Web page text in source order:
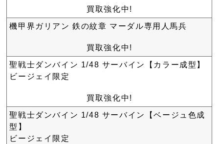
買取強化中!
機甲界ガリアン 鉄の紋章 マーダル専用人馬兵
買取強化中!
聖戦士ダンバイン 1/48 サーバイン【カラー成型】
ビージェイ限定
買取強化中!
聖戦士ダンバイン 1/48 サーバイン【ベージュ色成
型】
ビージェイ限定